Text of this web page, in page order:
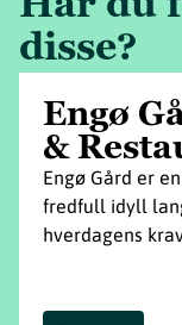
disse?
Engø
&
Engø Gård er
fredfull idyll
hverdagens